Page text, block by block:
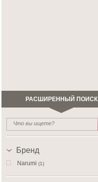
РАСШИРЕННЫЙ ПОИСК
Бренд
Narumi (1)